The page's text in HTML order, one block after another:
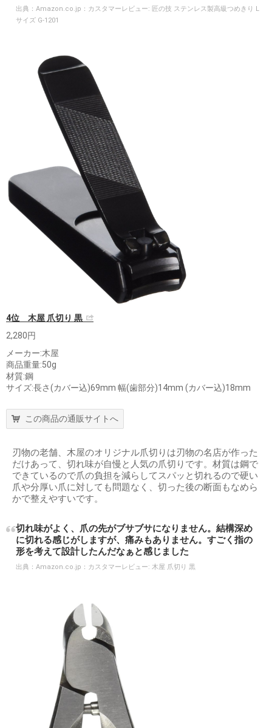
出典： Amazon.co.jp：カスタマーレビュー: 匠の技 ステンレス製高級つめきり L
サイズ G-1201
4位 木屋 爪切り 黒
2,280円
メーカー:木屋
商品重量:50g
材質:鋼
サイズ:長さ(カバー込)69mm 幅(歯部分)14mm (カバー込)18mm
この商品の通販サイトへ
刃物の老舗、木屋のオリジナル爪切りは刃物の名店が作った
だけあって、切れ味が自慢と人気の爪切りです。材質は鋼で
できているので爪の負担を減らしてスパッと切れるので硬い
爪や分厚い爪に対しても問題なく、切った後の断面もなめら
かで整えやすいです。
切れ味がよく、爪の先がブサブサになりません。結構深め
に切れる感じがしますが、痛みもありません。すごく指の
形を考えて設計したんだなぁと感じました
出典： Amazon.co.jp：カスタマーレビュー: 木屋 爪切り 黒